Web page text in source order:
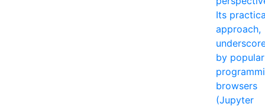
Its
approach,
by popular
browsers
(Jupyter